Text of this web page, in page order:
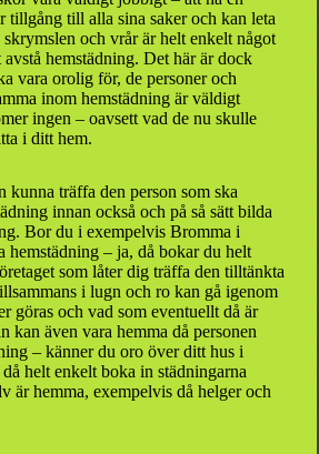
tillgång till alla sina saker och kan leta
och vrår är helt enkelt något
avstå hemstädning. Det här är dock
vara orolig för, de personer och
inom hemstädning är väldigt
ingen – oavsett vad de nu skulle
i ditt hem.
kunna träffa den person som ska
innan också och på så sätt bilda
Bor du i exempelvis Bromma i
hemstädning – ja, då bokar du helt
som låter dig träffa den tilltänkta
i lugn och ro kan gå igenom
göras och vad som eventuellt då är
kan även vara hemma då personen
– känner du oro över ditt hus i
helt enkelt boka in städningarna
är hemma, exempelvis då helger och